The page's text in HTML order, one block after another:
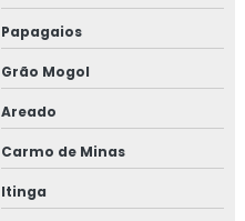
Papagaios
Grão Mogol
Areado
Carmo de Minas
Itinga